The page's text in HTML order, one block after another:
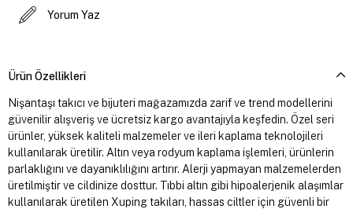
Yorum Yaz
Ürün Özellikleri
Nişantaşı takıcı ve bijuteri mağazamızda zarif ve trend modellerini
güvenilir alışveriş ve ücretsiz kargo avantajıyla keşfedin. Özel seri
ürünler, yüksek kaliteli malzemeler ve ileri kaplama teknolojileri
kullanılarak üretilir. Altın veya rodyum kaplama işlemleri, ürünlerin
parlaklığını ve dayanıklılığını artırır. Alerji yapmayan malzemelerden
üretilmiştir ve cildinize dosttur. Tıbbi altın gibi hipoalerjenik alaşımlar
kullanılarak üretilen Xuping takıları, hassas ciltler için güvenli bir